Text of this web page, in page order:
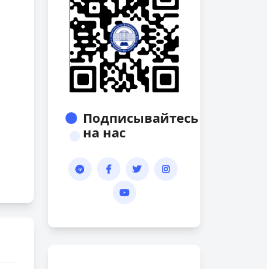
Подписывайтесь
на нас